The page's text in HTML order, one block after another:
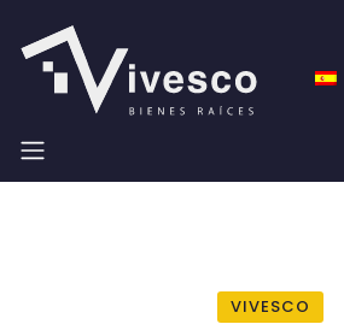
VIVESCO